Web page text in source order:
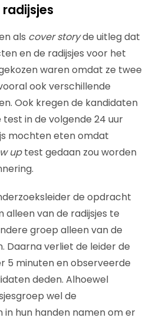
als cover storyde uitleg dat
en de radijsjes voor het
waren omdat ze twee
ook verschillende
Ook kregen de kandidaten
in de volgende 24 uur
mochten eten omdat
uptest gedaan zou worden
de opdracht
alleen van de radijsjes te
groep alleen van de
Daarna verliet de leider de
5 minuten en observeerde
deden. Alhoewel
wel de
hun handen namen om er